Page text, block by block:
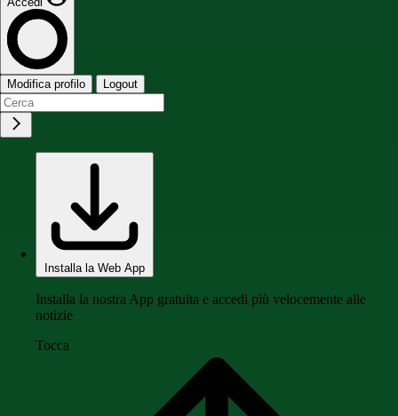
Modifica profilo Logout
Installa la Web App
Installa la nostra App gratuita e accedi più velocemente alle
notizie
Tocca